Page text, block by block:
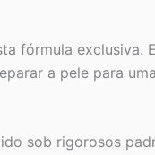
fórmula exclusiva.
a pele para
sob rigorosos